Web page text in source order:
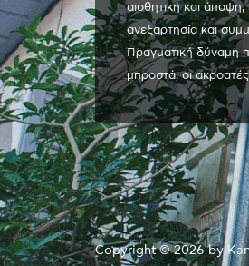
αισθητική και άποψη,
ανεξαρτησία και
Πραγματική δύναμη
μπροστά, οι
Copyright © 2026 by